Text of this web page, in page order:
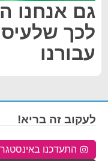
לכך
עבורנו
לעקוב זה בריא!
התעדכנו